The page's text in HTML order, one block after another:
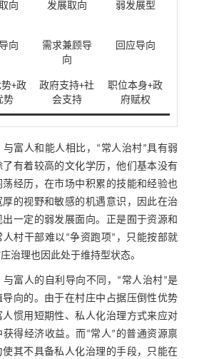
向 发展取向 弱发展型
向
需求兼顾导
向
回应导向
+政
势
政府支持+社
会支持
职位本身+政
府赋权
富人和能人相比，“常人治村”具有弱
有着较高的文化学历，他们基本没有
经历，在市场中积累的技能和经验也
的视野和敏感的机遇意识，因此在治
一定的弱发展面向。正是囿于资源和
村干部难以“争资跑项”，只能按部就
治理也因此处于维持型状态。
富人的自利导向不同，“常人治村”是
导向的。由于在村庄中占据压倒性优势
惯用短期性、私人化治理方式来应对
得经济收益。而“常人”的普通资源禀
其不具备私人化治理的手段，只能在